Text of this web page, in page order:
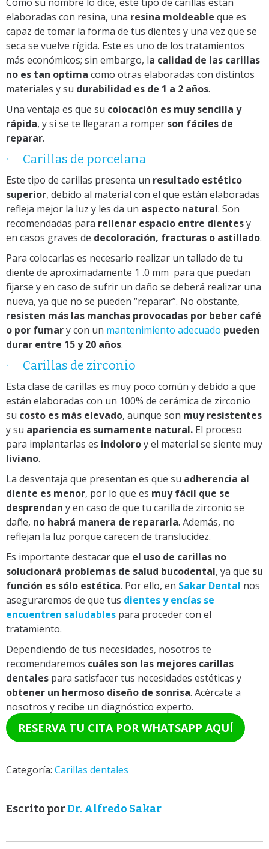
elaboradas con resina, una resina moldeable que es
capaz de tomar la forma de tus dientes y una vez que se
seca se vuelve rígida. Este es uno de los tratamientos
más económicos; sin embargo, la calidad de las carillas
no es tan optima como otras elaboradas con distintos
materiales y su durabilidad es de 1 a 2 años.
Una ventaja es que su colocación es muy sencilla y
rápida, y si se te llegaran a romper son fáciles de
reparar.
· Carillas de porcelana
Este tipo de carillas presenta un resultado estético
superior, debido al material con el que están elaboradas
refleja mejor la luz y les da un aspecto natural. Son
recomendadas para rellenar espacio entre dientesy
en casos graves de decoloración, fracturas o astillado.
Para colocarlas es necesario realizar un tallado de tu
diente de aproximadamente 1 .0 mm para que puedan
fijarse y en caso de sufrir un daño se deberá realizar una
nueva, ya que no se pueden “reparar”. No obstante,
resisten más las manchas provocadas por beber café
o por fumary con un mantenimiento adecuado pueden
durar entre 15 y 20 años.
· Carillas de zirconio
Esta clase de carillas es muy poco común y debido a que
están elaboradas con un 100% de cerámica de zirconio
su costo es más elevado, aunque son muy resistentes
y su apariencia es sumamente natural. El proceso
para implantarlas es indoloroy el material se siente muy
liviano.
La desventaja que presentan es que su adherencia al
diente es menor, por lo que es muy fácil que se
desprendan y en caso de que tu carilla de zirconio se
dañe, no habrá manera de repararla. Además, no
reflejan la luz porque carecen de translucidez.
Es importante destacar que el uso de carillas no
solucionará problemas de salud bucodental, ya que su
función es sólo estética. Por ello, en Sakar Dental nos
aseguraremos de que tus dientes y encías se
encuentren saludables para proceder con el
tratamiento.
Dependiendo de tus necesidades, nosotros te
recomendaremos cuáles son las mejores carillas
dentales para satisfacer tus necesidades estéticas y
obtener un hermoso diseño de sonrisa. Acércate a
nosotros y recibe un diagnóstico experto.
RESERVA TU CITA POR WHATSAPP AQUÍ
Categoría: Carillas dentales
Escrito porDr. Alfredo Sakar